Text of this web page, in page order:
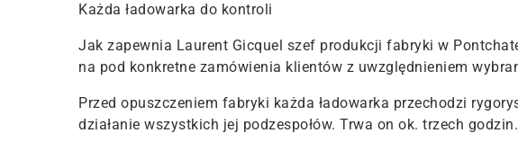
Każda ładowarka do kontroli
Jak zapewnia Laurent Gicquel szef produkcji fabryki w
na pod konkretne zamówienia klientów z uwzględnieniem
Przed opuszczeniem fabryki każda ładowarka przechodzi
działanie wszystkich jej podzespołów. Trwa on ok. trzech godzin.